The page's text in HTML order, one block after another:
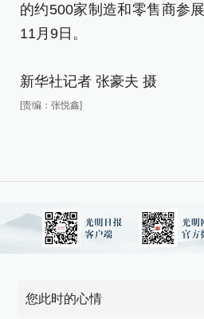
的约500家制造和零售商参
11月9日。
新华社记者 张豪夫 摄
[责编：张悦鑫]
您此时的心情